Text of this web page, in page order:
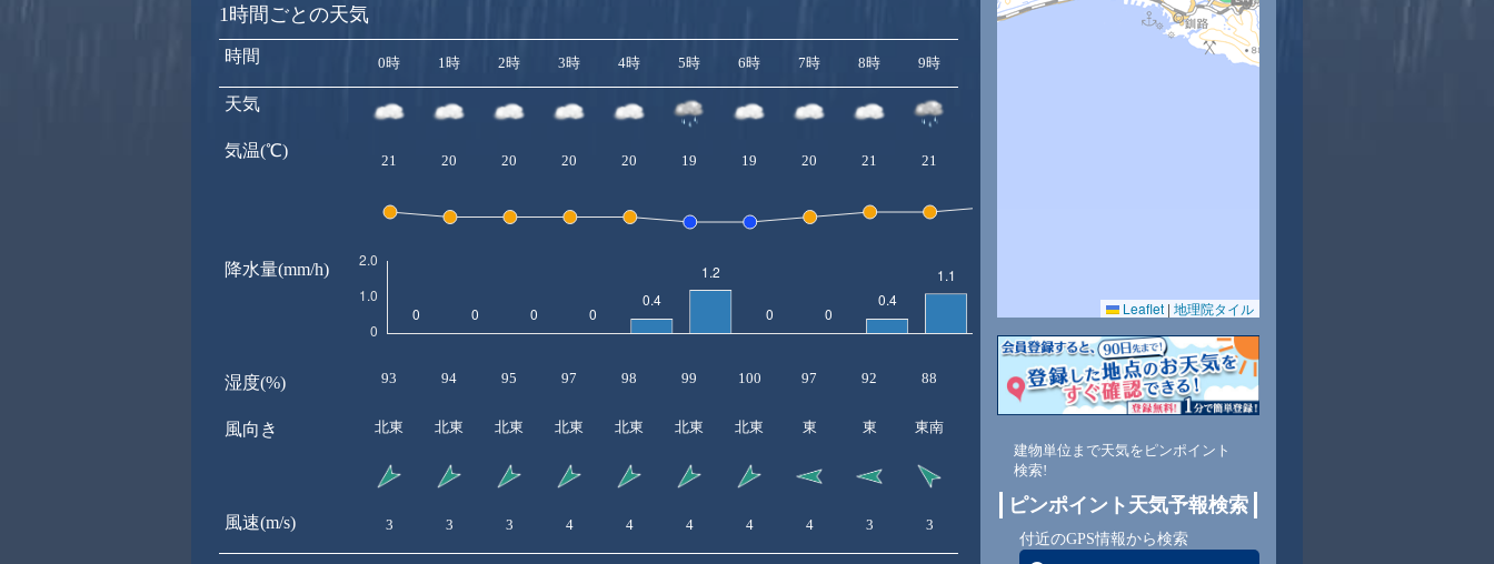
1時間ごとの天気
時間
天気
気温(℃)
降水量(mm/h)
湿度(%)
風向き
風速(m/s)
0時 1時 2時 3時 4時 5時 6時 7時 8時 9時 14時
21 20 20 20 20 19 19 20 21 21
93 94 95 97 98 99 100 97 92 88 82 81 78 75
北東 北東 北東 北東 北東 北東 北東 東 東 東南
3 3 3 4 4 4 4 4 3 3
Leaflet | 地理院タイル
建物単位まで天気をピンポイント
検索!
ピンポイント天気予報検索
付近のGPS情報から検索